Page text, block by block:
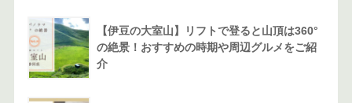
【伊豆の大室山】リフトで登ると山頂は360°
の絶景！おすすめの時期や周辺グルメをご紹
介